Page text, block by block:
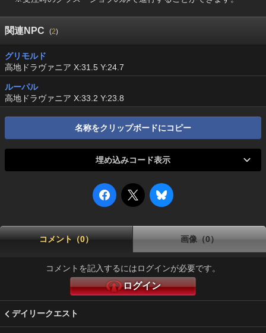
関連NPC (2)
グリモルド
高地ドラヴァニア X:31.5 Y:24.7
ルーパル
高地ドラヴァニア X:33.2 Y:23.8
名称をクリップボードにコピー
埋め込みコード表示
コメント（0） 画像（0）
コメントを記入するにはログインが必要です。
ログイン
デイリークエスト